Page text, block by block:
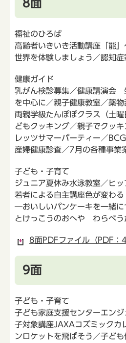
8面
福祉のひろば
高齢者いきいき活動講座「能
世界を体験しましょう／認知症
健康ガイド
乳がん検診募集／健康講演会
を中心に／親子健康教室／薬
両親学級たんぽぽクラス（土
どもクッキング／親子でクッ
レッツサマーパーティー／
産婦健康診査／7月の各種事業
子ども・子育て
ジュニア夏休み水泳教室／ヒ
若者による自主講座色が変わ
―おいしいパンケーキを一緒に
とけっこうのおへや わらべう
8面PDFファイル（PDF：
9面
子ども・子育て
子ども家庭支援センターエン
子対象講座JAXAコズミックカ
ンロケットを飛ばそう／子ど